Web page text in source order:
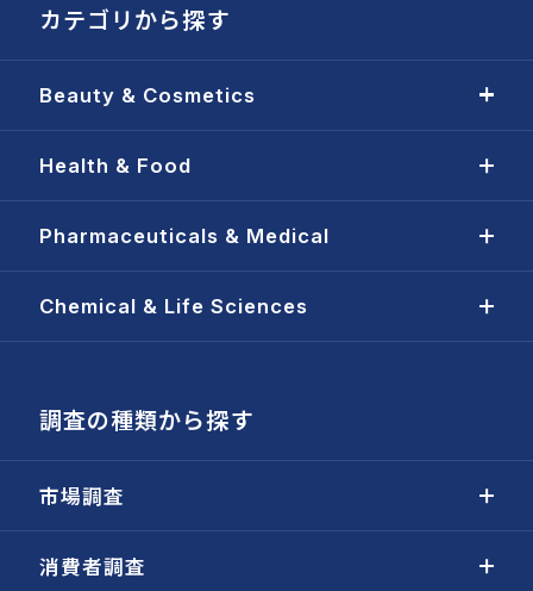
カテゴリから探す
Beauty & Cosmetics
Health & Food
Pharmaceuticals & Medical
Chemical & Life Sciences
調査の種類から探す
市場調査
消費者調査